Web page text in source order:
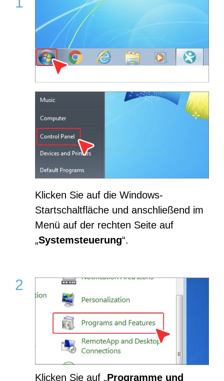
Klicken Sie auf die Windows-
Startschaltfläche und anschließend im
Menü auf der rechten Seite auf
„Systemsteuerung“.
Klicken Sie auf „Programme und